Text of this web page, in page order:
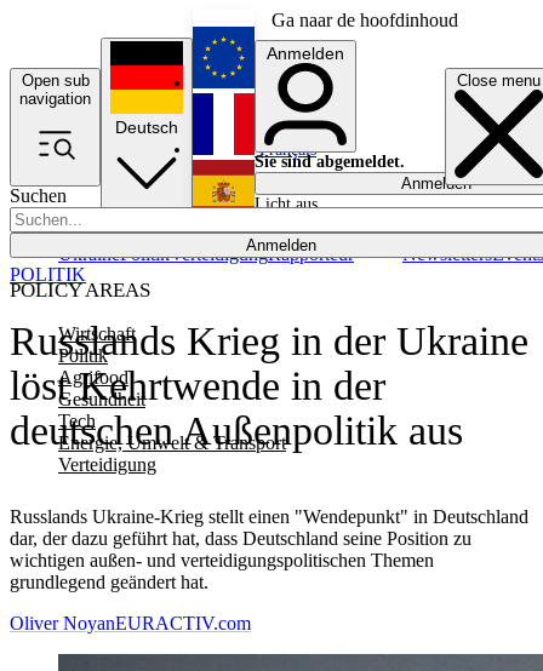
Ga naar de hoofdinhoud
Open sub
navigation
Close menu
Suchen
Anmelden
POLICY AREAS
Wirtschaft
Politik
Agrifood
Gesundheit
Tech
Energie, Umwelt & Transport
Verteidigung
UkrainePolitikVerteidigungRapporteur NewslettersEvents
Deutsch
English
Français
Anmelden
Sie sind abgemeldet.
Anmelden
Licht aus
Russlands Krieg in der Ukraine
löst Kehrtwende in der
deutschen Außenpolitik aus
Russlands Ukraine-Krieg stellt einen "Wendepunkt" in Deutschland
dar, der dazu geführt hat, dass Deutschland seine Position zu
wichtigen außen- und verteidigungspolitischen Themen
grundlegend geändert hat.
POLITIK
Oliver NoyanEURACTIV.com